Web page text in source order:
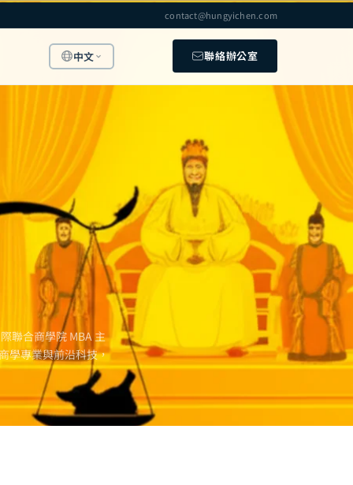
contact@hungyichen.com
中文 聯絡辦公室
聯合商學院 MBA 主
學專業與前沿科技，